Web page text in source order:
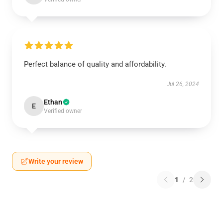
Perfect balance of quality and affordability.
Jul 26, 2024
E Ethan
Verified owner
Write your review
1 / 2